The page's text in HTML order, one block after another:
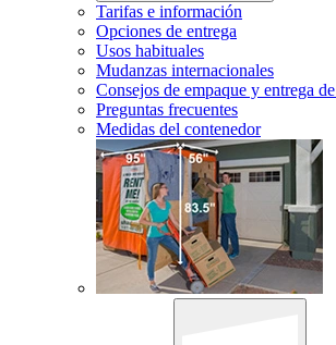
Tarifas e información
Opciones de entrega
Usos habituales
Mudanzas internacionales
Consejos de empaque y entrega de
Preguntas frecuentes
Medidas del contenedor